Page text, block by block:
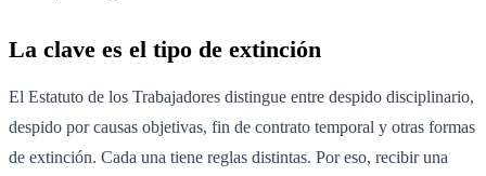
La clave es el tipo de extinción
El Estatuto de los Trabajadores distingue entre despido disciplinario,
despido por causas objetivas, fin de contrato temporal y otras formas
de extinción. Cada una tiene reglas distintas. Por eso, recibir una